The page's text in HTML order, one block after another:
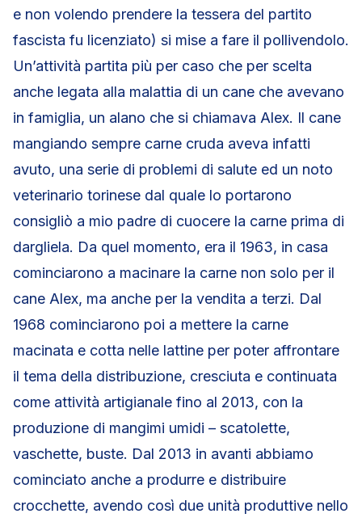
e non volendo prendere la tessera del partito
fascista fu licenziato) si mise a fare il pollivendolo.
Un’attività partita più per caso che per scelta
anche legata alla malattia di un cane che avevano
in famiglia, un alano che si chiamava Alex. Il cane
mangiando sempre carne cruda aveva infatti
avuto, una serie di problemi di salute ed un noto
veterinario torinese dal quale lo portarono
consigliò a mio padre di cuocere la carne prima di
dargliela. Da quel momento, era il 1963, in casa
cominciarono a macinare la carne non solo per il
cane Alex, ma anche per la vendita a terzi. Dal
1968 cominciarono poi a mettere la carne
macinata e cotta nelle lattine per poter affrontare
il tema della distribuzione, cresciuta e continuata
come attività artigianale fino al 2013, con la
produzione di mangimi umidi – scatolette,
vaschette, buste. Dal 2013 in avanti abbiamo
cominciato anche a produrre e distribuire
crocchette, avendo così due unità produttive nello